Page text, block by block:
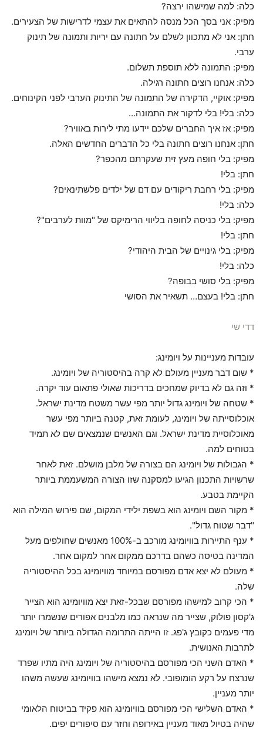
כלה: למה שמישהו ירצה?
מפיק: אני בסך הכל מנסה להתאים את עצמי לדרישות של הצעירים.
חתן: אני לא מתכוון לשלם על חתונה עם יריות ותמונה של תינוק
ערבי.
מפיק: התמונה ללא תוספת תשלום.
כלה: אנחנו רוצים חתונה רגילה.
מפיק: אוקיי, הדקירה של התמונה של התינוק הערבי לפני הקינוחים.
כלה: בלי! בלי לדקור את התמונה…
מפיק: אז איך החברים שלכם יידעו מתי לירות באוויר?
חתן: אנחנו רוצים חתונה בלי כל הדברים החדשים האלה.
מפיק: בלי חופה מעץ זית שעקרתם מהכפר?
חתן: בלי!
מפיק: בלי רחבת ריקודים עם דם של ילדים פלשתינאים?
כלה: בלי!
מפיק: בלי כניסה לחופה בליווי הרימיקס של "מוות לערבים"?
חתן: בלי!
מפיק: בלי גינויים של הבית היהודי?
כלה: בלי!
מפיק: בלי סושי בבופה?
חתן: בלי! בעצם… תשאיר את הסושי
דדי שי
עובדות מעניינות על ויומינג:
* שום דבר מעניין מעולם לא קרה בהיסטוריה של ויומינג.
* וזה גם לא בדיוק שמחכים בדריכות שאולי פתאום עוד יקרה.
* שטחה של ויומינג גדול יותר מפי עשר משטח מדינת ישראל.
אוכלוסייתה של ויומינג, לעומת זאת, קטנה ביותר מפי עשר
מאוכלוסיית מדינת ישראל. וגם האנשים שנמצאים שם לא תמיד
בטוחים למה.
* הגבולות של ויומינג הם בצורה של מלבן מושלם. זאת לאחר
שרשויות התכנון הגיעו למסקנה שזו הצורה המשעממת ביותר
הקיימת בטבע.
* מקור השם ויומינג הוא בשפת ילידי המקום, שם פירוש המילה הוא
"דבר שטוח גדול".
* ענף התיירות בוויומינג מורכב ב-100% מאנשים שחולפים מעל
המדינה בטיסה כשהם בדרכם ממקום אחר למקום אחר.
* מעולם לא יצא אדם מפורסם במיוחד מוויומינג בכל ההיסטוריה
שלה.
* הכי קרוב למישהו מפורסם שבכל-זאת יצא מוויומינג הוא הצייר
ג'קסון פולוק, שצייר מה שנראה כמו מלבנים אפורים שנשמרו יותר
מדי פעמים כקובץ ג'פג. זו הייתה התרומה הגדולה ביותר של ויומינג
לתרבות האנושית.
* האדם השני הכי מפורסם בהיסטוריה של ויומינג היה מתיו שפרד
שנרצח על רקע הומופובי. לא נמצא מישהו בוויומינג שעשה משהו
יותר מעניין.
* האדם השלישי הכי מפורסם בוויומינג הוא פקיד בביטוח הלאומי
שהיה בטיול מאוד מעניין באירופה וחזר עם סיפורים יפים.